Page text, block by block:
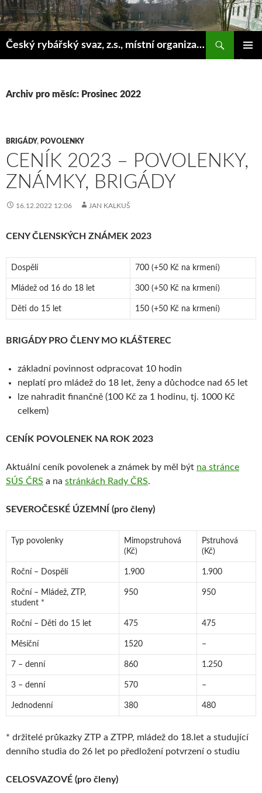
Český rybářský svaz, z.s., místní organizace Klášterec nad Ohří
Hledat
WEBU
Archiv pro měsíc: Prosinec 2022
BRIGÁDY, POVOLENKY
CENÍK 2023 – POVOLENKY,
ZNÁMKY, BRIGÁDY
16.12.2022 12:06 JAN KALKUŠ
CENY ČLENSKÝCH ZNÁMEK 2023
Dospělí 700 (+50 Kč na krmení)
Mládež od 16 do 18 let 300 (+50 Kč na krmení)
Děti do 15 let 150 (+50 Kč na krmení)
BRIGÁDY PRO ČLENY MO KLÁŠTEREC
základní povinnost odpracovat 10 hodin
neplatí pro mládež do 18 let, ženy a důchodce nad 65 let
lze nahradit finančně (100 Kč za 1 hodinu, tj. 1000 Kč
celkem)
CENÍK POVOLENEK NA ROK 2023
Aktuální ceník povolenek a známek by měl být na stránce
SÚS ČRS a na stránkách Rady ČRS.
SEVEROČESKÉ ÚZEMNÍ (pro členy)
Typ povolenky
Mimopstruhová
(Kč)
Pstruhová
(Kč)
Roční – Dospělí 1.900 1.900
Roční – Mládež, ZTP,
student *
950 950
Roční – Děti do 15 let 475 475
Měsíční 1520 –
7 – denní 860 1.250
3 – denní 570 –
Jednodenní 380 480
* držitelé průkazky ZTP a ZTPP, mládež do 18.let a studující
denního studia do 26 let po předložení potvrzení o studiu
CELOSVAZOVÉ (pro členy)